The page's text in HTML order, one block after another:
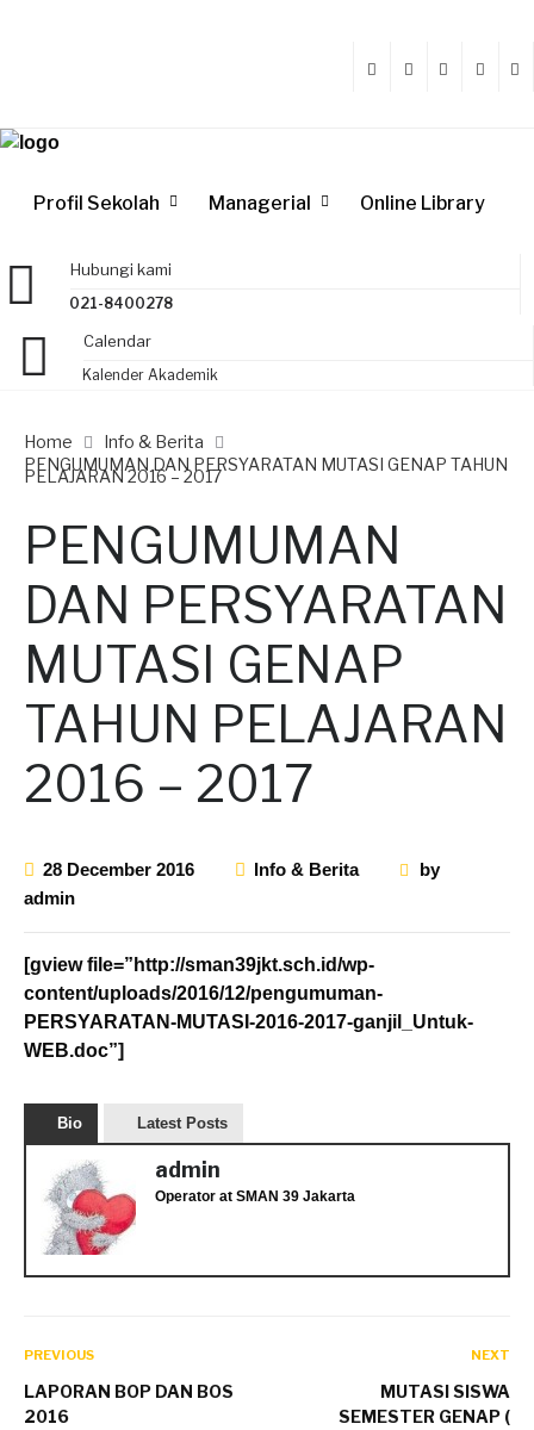
Profil Sekolah Managerial Online Library
Hubungi kami
021-8400278
Calendar
Kalender Akademik
Home
Info & Berita
PENGUMUMAN DAN PERSYARATAN MUTASI GENAP TAHUN
PELAJARAN 2016 – 2017
PENGUMUMAN
DAN PERSYARATAN
MUTASI GENAP
TAHUN PELAJARAN
2016 – 2017
28 December 2016 Info & Berita
by
admin
[gview file=”http://sman39jkt.sch.id/wp-
content/uploads/2016/12/pengumuman-
PERSYARATAN-MUTASI-2016-2017-ganjil_Untuk-
WEB.doc”]
Bio Latest Posts
admin
Operator at SMAN 39 Jakarta
PREVIOUS
LAPORAN BOP DAN BOS
2016
NEXT
MUTASI SISWA
SEMESTER GENAP (